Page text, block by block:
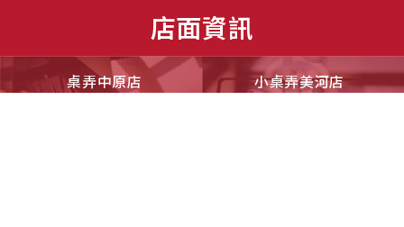
店面資訊
桌弄中原店 小桌弄美河店